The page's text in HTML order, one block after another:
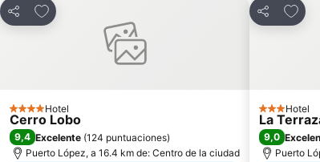
Compartir
Agregar a favoritos
4 Estrellas
Hotel
Cerro Lobo
9,4 Excelente (124 puntuaciones)
Puerto López, a 16.4 km de: Centro de la ciudad
Compartir
3 Estrellas
Hotel
La
9,0
Puerto